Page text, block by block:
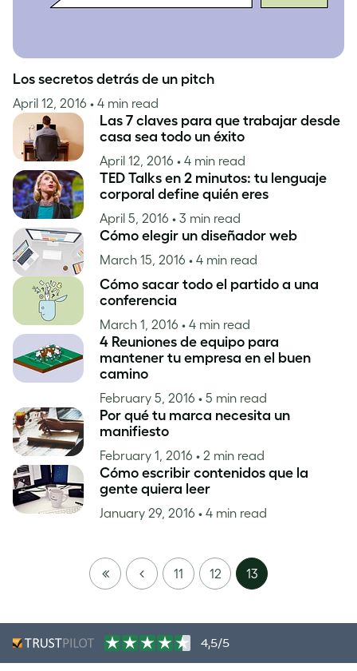
Los secretos detrás de un pitch
April 12, 2016 • 4 min read
Las 7 claves para que trabajar desde
casa sea todo un éxito
April 12, 2016 • 4 min read
TED Talks en 2 minutos: tu lenguaje
corporal define quién eres
April 5, 2016 • 3 min read
Cómo elegir un diseñador web
March 15, 2016 • 4 min read
Cómo sacar todo el partido a una
conferencia
March 1, 2016 • 4 min read
4 Reuniones de equipo para
mantener tu empresa en el buen
camino
February 5, 2016 • 5 min read
Por qué tu marca necesita un
manifiesto
February 1, 2016 • 2 min read
Cómo escribir contenidos que la
gente quiera leer
January 29, 2016 • 4 min read
FIRST
PAGE
PREVIOUS
11 12 13
4,5/5